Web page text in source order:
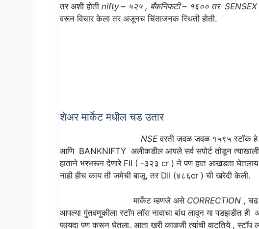
तर अशी होती nifty – ५२५ , बॅंकनिफटी – १६०० तर
वरून विचार केला तर अजूनच चिंताजनक स्थिती होती.
शेअर मार्केट मधील चड उतार
NSEवरती जवळ जवळ १५९५ स्टॉक
आणि BANKNIFTY अलीकडील आपले सर्व सपोर्ट तोडून
हाताने भरभरून देणारे FII ( -३२३ cr ) ने पण हात आखडता घेतलाय .
नाही हीच काय ती जमेची बाजू, तर DII (४८६cr ) ची खरेदी केली.
मार्केट म्हणजे असे CORRECTION , चढ
आपल्या गुंतवणुकीला स्टॉप लॉस नावाचा बांध लावून या पडझडीत ही
फायदा पण करून घेतला. आता खरी काळजी त्यांची वाटतिये , स्टॉप